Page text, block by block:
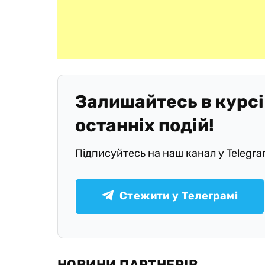
Залишайтесь в курсі
останніх подій!
Підписуйтесь на наш канал у
Стежити у Телеграмі